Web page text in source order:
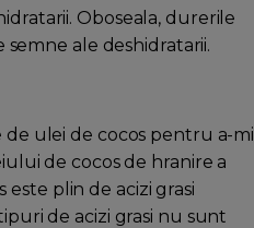
Oboseala, durerile
semne ale deshidratarii.
de ulei de cocos pentru a-mi
de cocos de hranire a
plin de acizi grasi
de acizi grasi nu sunt